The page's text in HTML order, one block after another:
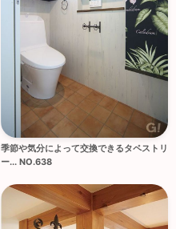
季節や気分によって交換できるタペストリ
ー... NO.638